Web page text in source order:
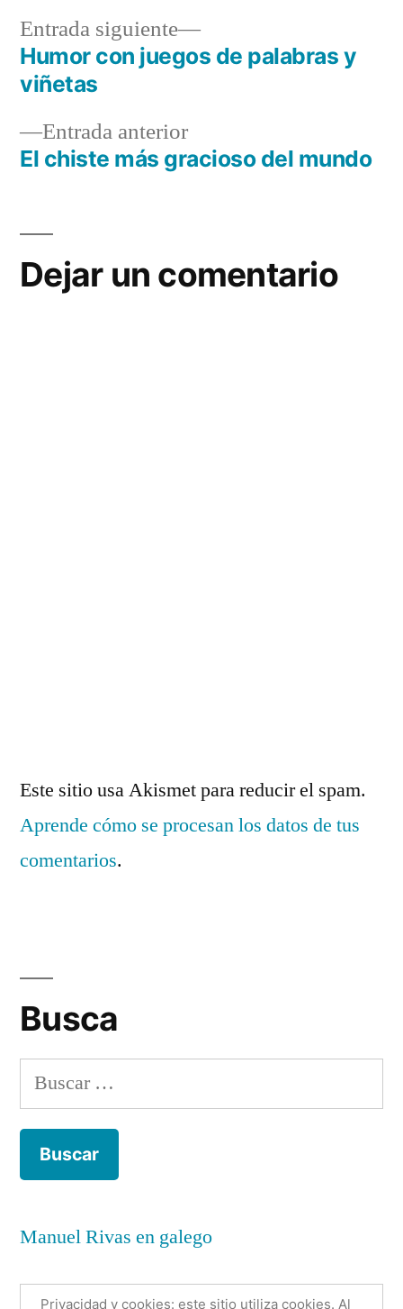
Navegación
entradas
Entrada anteriorEntrada
anterior:
El chiste más gracioso del mundo
Entrada siguiente
Entrada
siguiente:
Humor con juegos de palabras y
viñetas
Dejar un comentario
Este sitio usa Akismet para reducir el spam.
Aprende cómo se procesan los datos de tus
comentarios.
Busca
Buscar:
Manuel Rivas en galego
Privacidad y cookies: este sitio utiliza cookies. Al